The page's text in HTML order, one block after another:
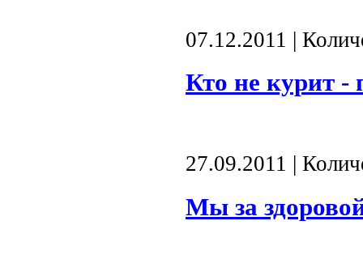
07.12.2011 |
Кто не курит -
27.09.2011 |
Мы за